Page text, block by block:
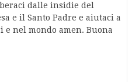
dalle insidie del
e il Santo Padre e aiutaci a
nel mondo amen. Buona